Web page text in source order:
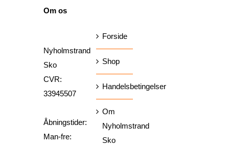
Om os
Nyholmstrand
Sko
CVR:
33945507
Åbningstider:
Man-fre:
Forside
Shop
Handelsbetingelser
Om
Nyholmstrand
Sko